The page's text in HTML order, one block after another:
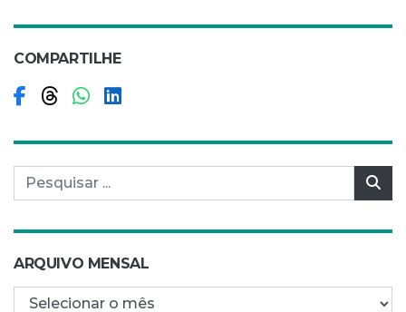
COMPARTILHE
Compartilhar no Facebook
Compartilhar no Threads
Compartilhar no WhatsApp
Compartilhar no LinkedIn
Pesquisar por:
ARQUIVO MENSAL
Arquivo mensal